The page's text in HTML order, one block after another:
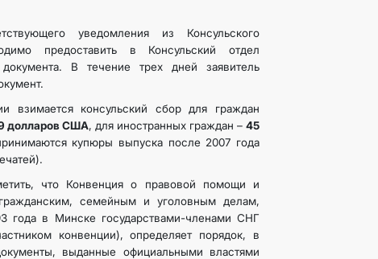
уведомления из Консульского
предоставить в Консульский отдел
документа. В течение трех дней заявитель
взимается консульский сбор для граждан
долларов США, для иностранных граждан – 45
купюры выпуска после 2007 года
что Конвенция о правовой помощи и
семейным и уголовным делам,
года в Минске государствами-членами СНГ
конвенции), определяет порядок, в
выданные официальными властями